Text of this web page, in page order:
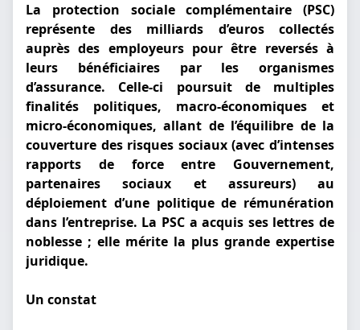
La protection sociale complémentaire (PSC)
représente des milliards d’euros collectés
auprès des employeurs pour être reversés à
leurs bénéficiaires par les organismes
d’assurance. Celle-ci poursuit de multiples
finalités politiques, macro-économiques et
micro-économiques, allant de l’équilibre de la
couverture des risques sociaux (avec d’intenses
rapports de force entre Gouvernement,
partenaires sociaux et assureurs) au
déploiement d’une politique de rémunération
dans l’entreprise. La PSC a acquis ses lettres de
noblesse ; elle mérite la plus grande expertise
juridique.
Un constat